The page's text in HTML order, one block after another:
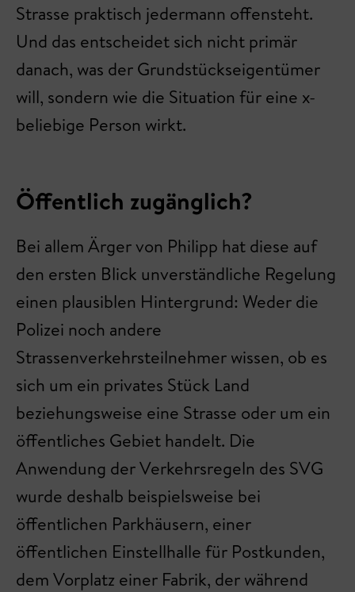
Strasse praktisch jedermann offensteht.
Und das entscheidet sich nicht primär
danach, was der Grundstückseigentümer
will, sondern wie die Situation für eine x-
beliebige Person wirkt.
Öffentlich zugänglich?
Bei allem Ärger von Philipp hat diese auf
den ersten Blick unverständliche Regelung
einen plausiblen Hintergrund: Weder die
Polizei noch andere
Strassenverkehrsteilnehmer wissen, ob es
sich um ein privates Stück Land
beziehungsweise eine Strasse oder um ein
öffentliches Gebiet handelt. Die
Anwendung der Verkehrsregeln des SVG
wurde deshalb beispielsweise bei
öffentlichen Parkhäusern, einer
öffentlichen Einstellhalle für Postkunden,
dem Vorplatz einer Fabrik, der während